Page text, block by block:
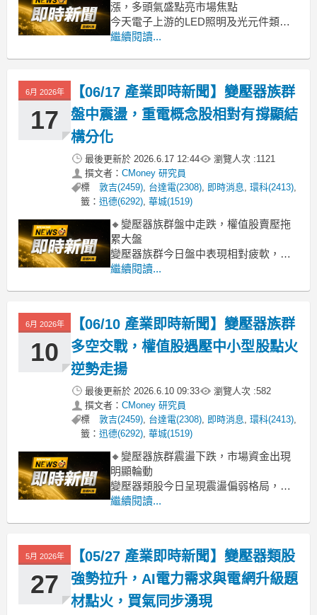
漲，多頭氣盛點亮市場焦點
今天電子上游的LED照明及光元件類股
表現亮眼，類股漲幅衝上6.42%，明顯優
幅，帶動整體族群士氣。主要動能研判
來自於市場對MicroLED及MiniLED新應
用題材
繼續閱讀...
6月 2026年
17
【06/17 產業即時新聞】變壓器族群
盤中震盪，重電概念股相對有撐顯結
構分化
最後更新於 2026.6.17 12:44 瀏覽人次 :1121
撰文者： CMoney 研究員
標
籤：
敦吉(2459), 台達電(2308), 即時消息,環科(2413),
迅德(6292),華城(1519)
🔸變壓器族群盤中走跌，權值股賣壓拖
累大盤
變壓器族群今日盤中表現相對疲軟，類
股跌幅達2.61%，觀察主要權值股如台達
分股，重電概念指標如華城(2.56%)、中
興電(2.08%)、亞力(0.42%)等，卻能逆
勢
繼續閱讀...
6月 2026年
10
【06/10 產業即時新聞】變壓器族群
多空交戰，權值股遇壓中小型股點火
逆勢走揚
最後更新於 2026.6.10 09:33 瀏覽人次 :582
撰文者： CMoney 研究員
標
籤：
敦吉(2459), 台達電(2308), 即時消息,環科(2413),
迅德(6292),華城(1519)
🔸變壓器族群震盪下跌，市場資金出現
明顯輪動
變壓器類股今日呈現震盪偏弱格局，類
股指數下跌2.80%。雖然整體表現承壓，
不錯漲幅。這顯示市場資金正從前期漲
多的權值股（如華城、台達電）獲利了
結，並將目光轉向具備特定題材或評價
繼續閱讀...
5月 2026年
27
【05/27 產業即時新聞】變壓器類股
強勢拉升，AI電力需求與電網升級題
材點火，買氣同步湧現